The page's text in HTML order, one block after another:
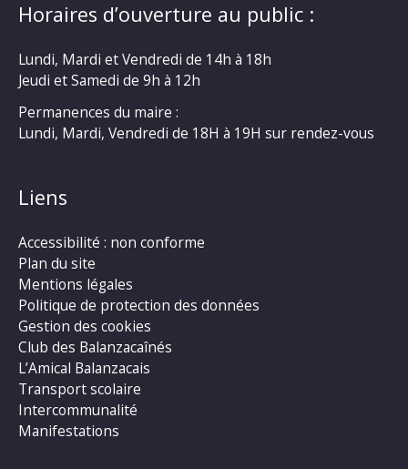
Horaires d’ouverture au public :
Lundi, Mardi et Vendredi de 14h à 18h
Jeudi et Samedi de 9h à 12h
Permanences du maire :
Lundi, Mardi, Vendredi de 18H à 19H sur rendez-vous
Liens
Accessibilité : non conforme
Plan du site
Mentions légales
Politique de protection des données
Gestion des cookies
Club des Balanzacaînés
L’Amical Balanzacais
Transport scolaire
Intercommunalité
Manifestations